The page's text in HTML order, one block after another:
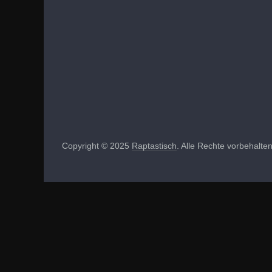
Copyright © 2025 Raptastisch . Alle Rechte